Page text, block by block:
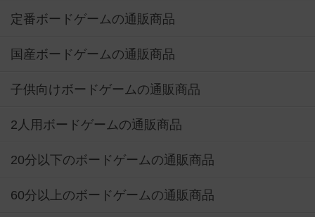
定番ボードゲームの通販商品
国産ボードゲームの通販商品
子供向けボードゲームの通販商品
2人用ボードゲームの通販商品
20分以下のボードゲームの通販商品
60分以上のボードゲームの通販商品